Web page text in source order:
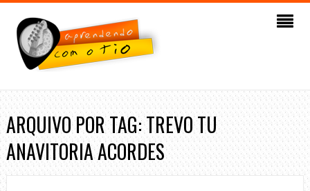
ARQUIVO POR TAG: TREVO TU
ANAVITORIA ACORDES